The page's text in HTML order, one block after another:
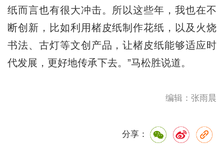
纸而言也有很大冲击。所以这些年，我也在不
断创新，比如利用楮皮纸制作花纸，以及火烧
书法、古灯等文创产品，让楮皮纸能够适应时
代发展，更好地传承下去。”马松胜说道。
编辑：张雨晨
分享：